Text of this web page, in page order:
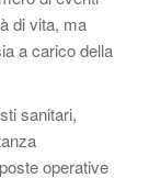
di vita, ma
a carico della
sanitari,
operative